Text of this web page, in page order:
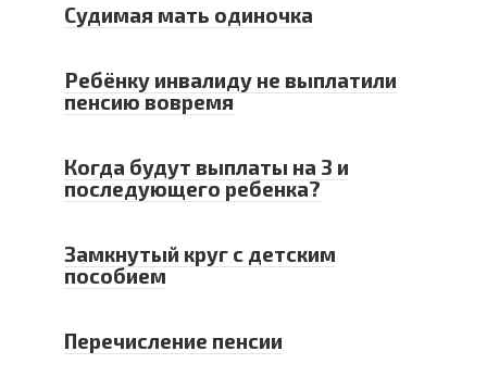
Судимая мать одиночка
Ребёнку инвалиду не выплатили
пенсию вовремя
Когда будут выплаты на 3 и
последующего ребенка?
Замкнутый круг с детским
пособием
Перечисление пенсии